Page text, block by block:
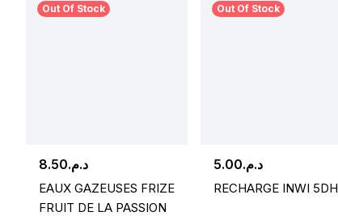
Out Of Stock
د.م.8.50
EAUX GAZEUSES FRIZE
FRUIT DE LA PASSION
Out Of Stock
د.م.5.00
RECHARGE INWI 5DH